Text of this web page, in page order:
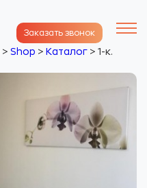
Заказать звонок
> Shop > Каталог > 1-к.